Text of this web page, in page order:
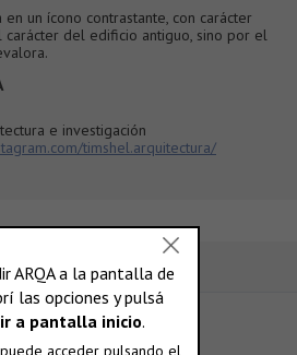
un ícono contrastante, con carácter
del edificio antiguo, sino por el
e investigación
timshel.arquitectura/